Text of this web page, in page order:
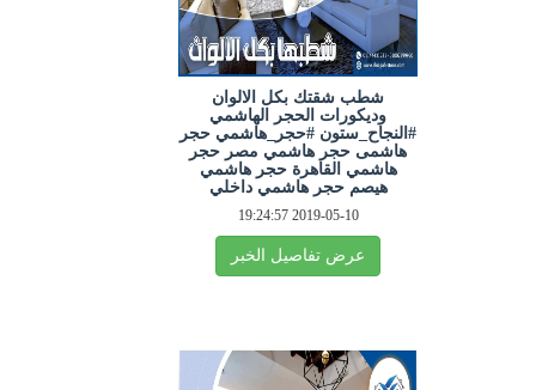
شطب شقتك بكل الالوان
وديكورات الحجر الهاشمي
#النجاح_ستون #حجر_هاشمي حجر
هاشمى حجر هاشمي مصر حجر
هاشمي القاهرة حجر هاشمي
هيصم حجر هاشمي داخلي
2019-05-10 19:24:57
عرض تفاصيل الخبر